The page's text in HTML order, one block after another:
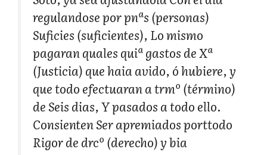
regulandose por pnªs (personas)
Suficies (suficientes), Lo mismo
pagaran quales quiª gastos de Xª
(Justicia) que haia avido, ó hubiere, y
que todo efectuaran a trmº (término)
de Seis dias, Y pasados a todo ello.
Consienten Ser apremiados porttodo
Rigor de drcº (derecho) y bia